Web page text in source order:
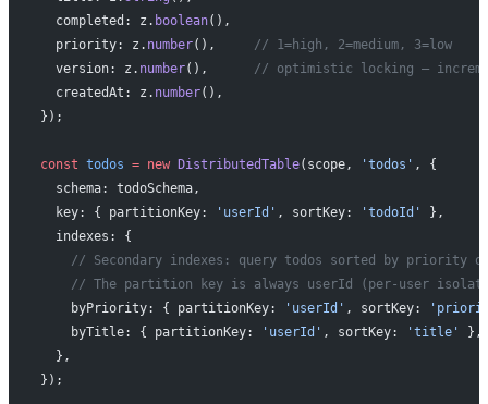
  completed: z.
boolean(),
  priority: z.
number(), // 1=high, 2=medium, 3=low
  version: z.
number(), // optimistic locking —
  createdAt: z.
number(),
});
const todos = new DistributedTable(scope, 'todos' , {
  schema: todoSchema,
  key: { partitionKey:
'userId' , sortKey: 'todoId'
},
  indexes: {
// Secondary indexes: query todos sorted by priority
// The partition key is always userId (per-user
    byPriority: { partitionKey:
'userId' , sortKey:
    byTitle: { partitionKey:
'userId' , sortKey: 'title'
},
  },
});